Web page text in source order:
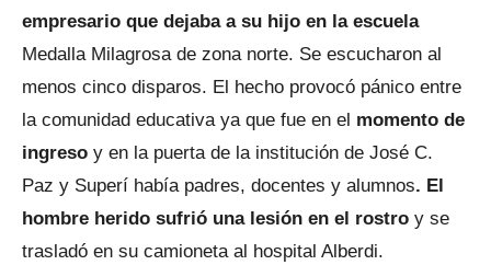
empresario que dejaba a su hijo en la escuela
Medalla Milagrosa de zona norte. Se escucharon al
menos cinco disparos. El hecho provocó pánico entre
la comunidad educativa ya que fue en el momento de
ingreso y en la puerta de la institución de José C.
Paz y Superí había padres, docentes y alumnos. El
hombre herido sufrió una lesión en el rostro y se
trasladó en su camioneta al hospital Alberdi.